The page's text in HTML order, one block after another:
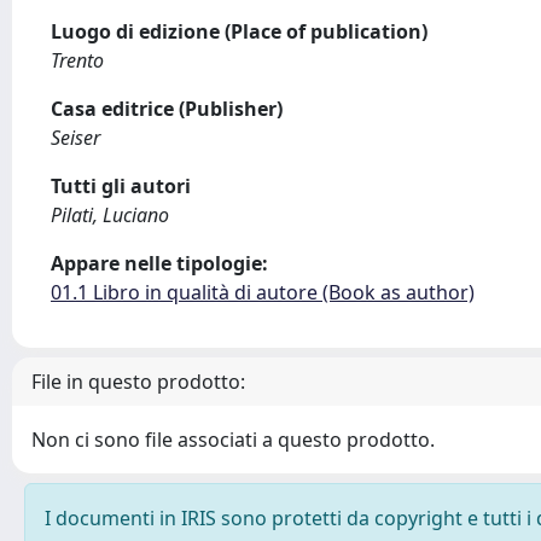
Luogo di edizione (Place of publication)
Trento
Casa editrice (Publisher)
Seiser
Tutti gli autori
Pilati, Luciano
Appare nelle tipologie:
01.1 Libro in qualità di autore (Book as author)
File in questo prodotto:
Non ci sono file associati a questo prodotto.
I documenti in IRIS sono protetti da copyright e tutti